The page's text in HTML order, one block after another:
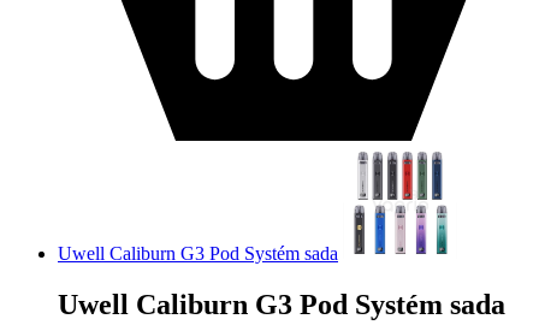
Uwell Caliburn G3 Pod Systém sada
Uwell Caliburn G3 Pod Systém sada